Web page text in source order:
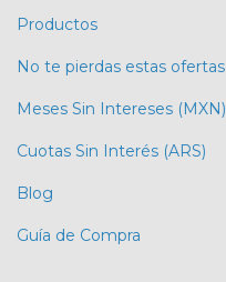
Productos
No te pierdas estas ofertas
Meses Sin Intereses (MXN)
Cuotas Sin Interés (ARS)
Blog
Guía de Compra